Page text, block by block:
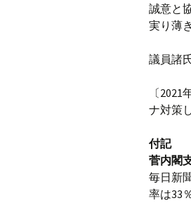
誠意と
実り薄
議員諸
〔
ナ対策
付記
菅内閣
毎日新
率は33